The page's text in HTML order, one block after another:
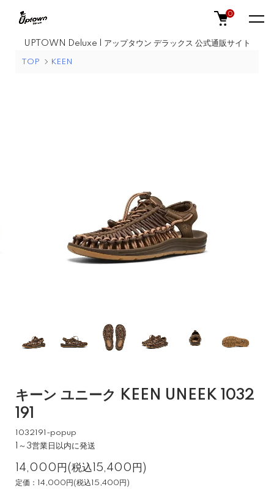
UPTOWN Deluxe | アップタウン デラックス 公式通販サイト
0
TOP KEEN
キーン ユニーク KEEN UNEEK 1032
191
1032191-popup
1～3営業日以内に発送
14,000円(税込15,400円)
定価：14,000円(税込15,400円)